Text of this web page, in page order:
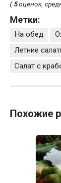
(5оценок,
Метки:
На обед
Летние
Салат с
Похожие